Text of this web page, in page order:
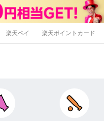
楽天ペイ 楽天ポイントカード